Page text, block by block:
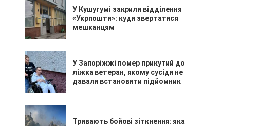
У Кушугумі закрили відділення
«Укрпошти»: куди звертатися
мешканцям
У Запоріжжі помер прикутий до
ліжка ветеран, якому сусіди не
давали встановити підйомник
Тривають бойові зіткнення: яка